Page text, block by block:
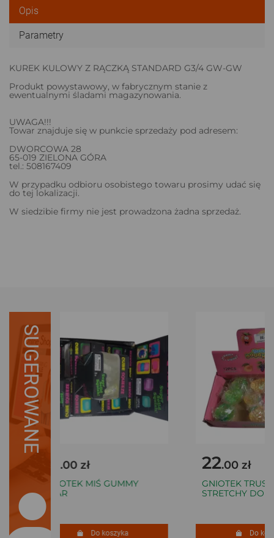
Opis
Parametry
KUREK KULOWY Z RĄCZKĄ STANDARD G3/4 GW-GW
Produkt powystawowy, w fabrycznym stanie z
ewentualnymi śladami magazynowania.
UWAGA!!!
Towar znajduje się w punkcie sprzedaży pod adresem:
DWORCOWA 28
65-019 ZIELONA GÓRA
tel.: 508167409
W przypadku odbioru osobistego towaru prosimy udać się
do tej lokalizacji.
W siedzibie firmy nie jest prowadzona żadna sprzedaż.
SUGEROWANE
.00 zł
GNIOTEK MIŚ GUMMY
BEAR
Do koszyka
22.00 zł
GNIOTEK
STRETCHY
Do